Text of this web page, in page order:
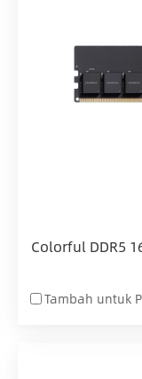
Colorful DDR5
Tambah untuk